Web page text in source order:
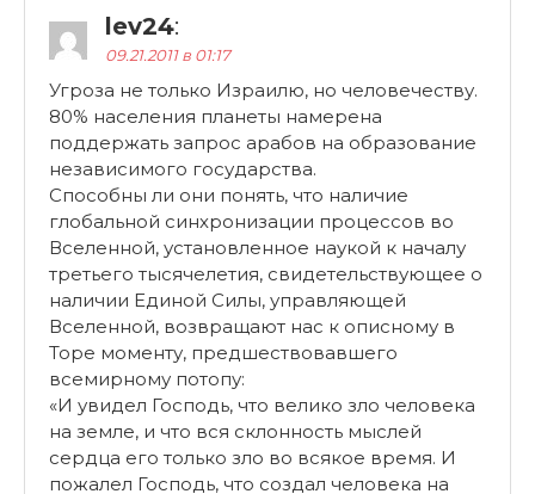
lev24:
09.21.2011 в 01:17
Угроза не только Израилю, но человечеству.
80% населения планеты намерена
поддержать запрос арабов на образование
независимого государства.
Способны ли они понять, что наличие
глобальной синхронизации процессов во
Вселенной, установленное наукой к началу
третьего тысячелетия, свидетельствующее о
наличии Единой Силы, управляющей
Вселенной, возвращают нас к описному в
Торе моменту, предшествовавшего
всемирному потопу:
«И увидел Господь, что велико зло человека
на земле, и что вся склонность мыслей
сердца его только зло во всякое время. И
пожалел Господь, что создал человека на